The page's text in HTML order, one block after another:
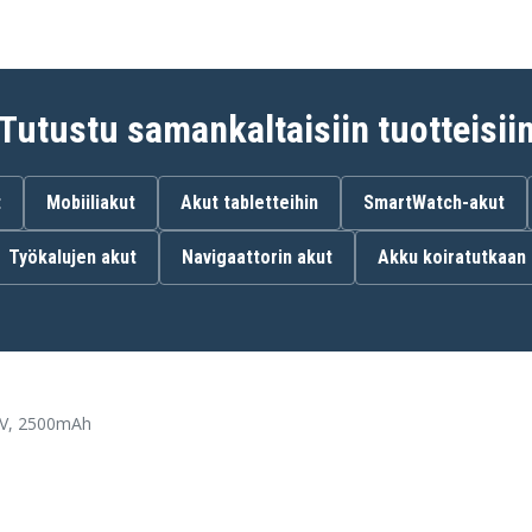
samankaltaisiin
Mobiiliakut Akut tabletteihin SmartWatch-akut
Työkalujen akut Navigaattorin akut Akku koiratutkaan
2500mAh